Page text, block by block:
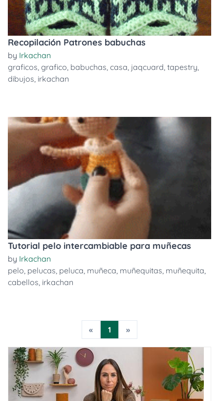
Recopilación Patrones babuchas
by Irkachan
graficos, grafico, babuchas, casa, jaqcuard, tapestry,
dibujos, irkachan
Tutorial pelo intercambiable para muñecas
by Irkachan
pelo, pelucas, peluca, muñeca, muñequitas, muñequita,
cabellos, irkachan
« 1 »